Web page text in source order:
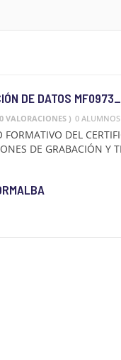
DE DATOS
VALORACIONES ) 0 ALUMNOS
FORMATIVO DEL
DE GRABACIÓN Y